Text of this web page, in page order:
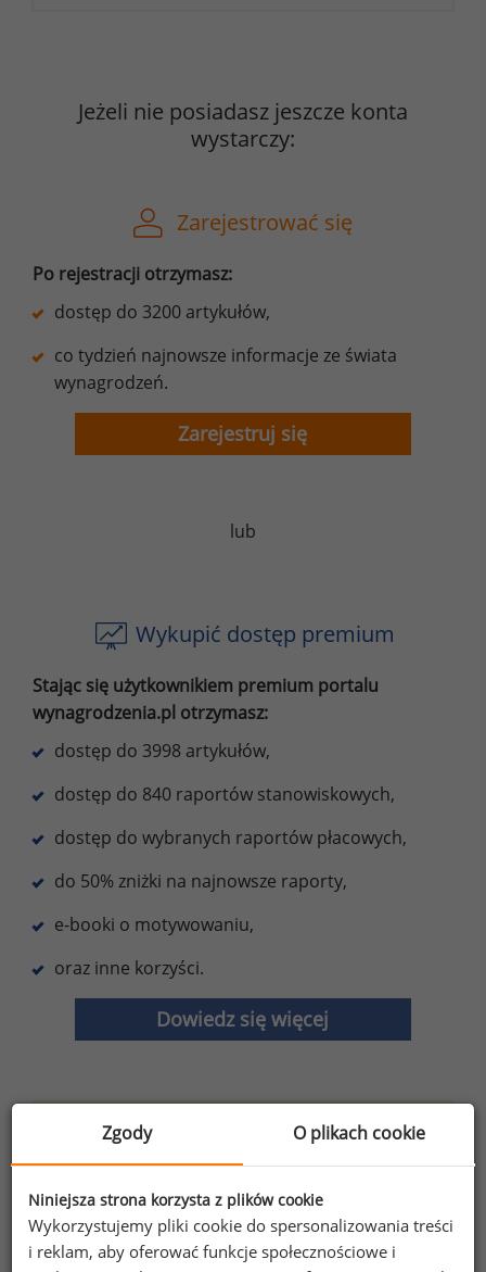
Jeżeli nie posiadasz jeszcze konta
wystarczy:
Zarejestrować się
Po rejestracji otrzymasz:
dostęp do 3200 artykułów,
co tydzień najnowsze informacje ze świata
wynagrodzeń.
Zarejestruj się
lub
Wykupić dostęp premium
Stając się użytkownikiem premium portalu
wynagrodzenia.pl otrzymasz:
dostęp do 3998 artykułów,
dostęp do 840 raportów stanowiskowych,
dostęp do wybranych raportów płacowych,
do 50% zniżki na najnowsze raporty,
e-booki o motywowaniu,
oraz inne korzyści.
Dowiedz się więcej
Wybierz opcję dostosowana do Twoich
potrzeb!Przetestuj strefę premium.
Chcesz na bieżąco śledzić najnowsze informacje o
wynagrodzeniach?
Zgody O plikach cookie
Niniejsza strona korzysta z plików cookie
Wykorzystujemy pliki cookie do spersonalizowania treści
i reklam, aby oferować funkcje społecznościowe i